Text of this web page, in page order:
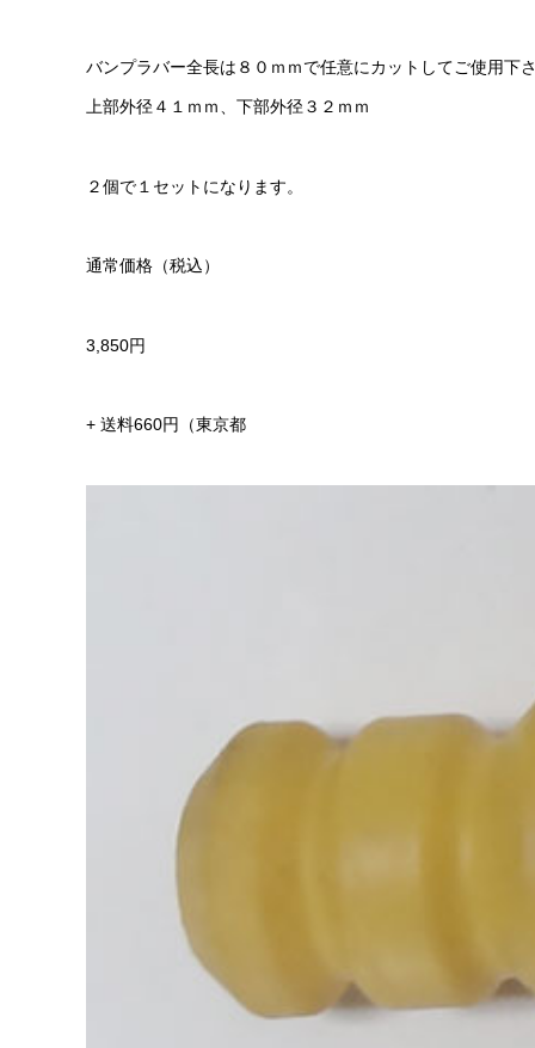
バンプラバー全長は８０ｍｍで任意にカットしてご使用下
上部外径４１ｍｍ、下部外径３２ｍｍ
２個で１セットになります。
通常価格（税込）
3,850円
+ 送料660円（東京都